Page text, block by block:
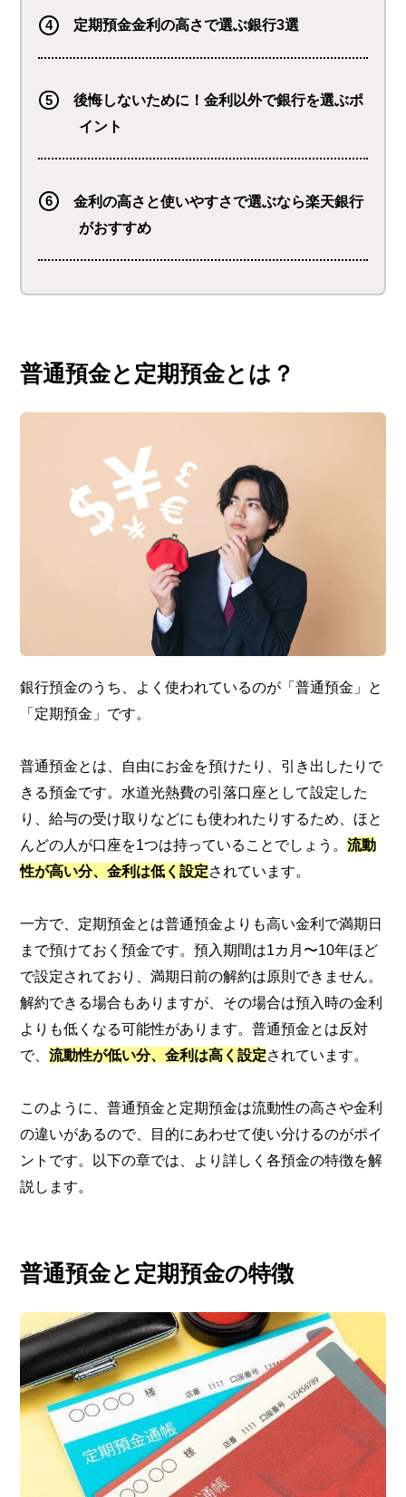
定期預金金利の高さで選ぶ銀行3選
後悔しないために！金利以外で銀行を選ぶポ
イント
金利の高さと使いやすさで選ぶなら楽天銀行
がおすすめ
普通預金と定期預金とは？
銀行預金のうち、よく使われているのが「普通預金」と
「定期預金」です。
普通預金とは、自由にお金を預けたり、引き出したりで
きる預金です。水道光熱費の引落口座として設定した
り、給与の受け取りなどにも使われたりするため、ほと
んどの人が口座を1つは持っていることでしょう。流動
性が高い分、金利は低く設定されています。
一方で、定期預金とは普通預金よりも高い金利で満期日
まで預けておく預金です。預入期間は1カ月〜10年ほど
で設定されており、満期日前の解約は原則できません。
解約できる場合もありますが、その場合は預入時の金利
よりも低くなる可能性があります。普通預金とは反対
で、流動性が低い分、金利は高く設定されています。
このように、普通預金と定期預金は流動性の高さや金利
の違いがあるので、目的にあわせて使い分けるのがポイ
ントです。以下の章では、より詳しく各預金の特徴を解
説します。
普通預金と定期預金の特徴